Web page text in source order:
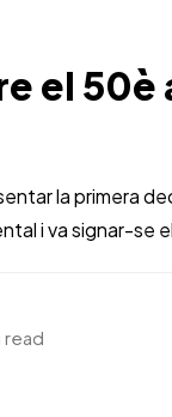
el 50è
la primera
i va signar-se
read